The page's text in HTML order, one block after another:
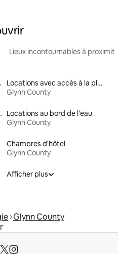
Lieux incontournables à
Locations avec accès à la plage
Glynn County
piscine Locations au bord de l'eau
Glynn County
Chambres d'hôtel
Glynn County
Afficher plus
Glynn County